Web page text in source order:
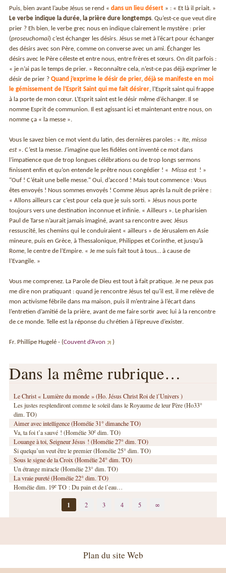
Puis, bien avant l’aube Jésus se rend «dans un lieu désert » : « Et là il priait. »
Le verbe indique la durée, la prière dure longtemps. Qu’est-ce que veut dire
prier ? Eh bien, le verbe grec nous en indique clairement le mystère : prier
(proseuchomai) c’est échanger les désirs. Jésus se met à l’écart pour échanger
des désirs avec son Père, comme on converse avec un ami. Échanger les
désirs avec le Père céleste et entre nous, entre frères et sœurs. On dit parfois :
« je n’ai pas le temps de prier. » Reconnaître cela, n’est-ce pas déjà exprimer le
désir de prier ?Quand j’exprime le désir de prier, déjà se manifeste en moi
le gémissement de l’Esprit Saint qui me fait désirer, l’Esprit saint qui frappe
à la porte de mon cœur. L’Esprit saint est le désir même d’échanger. Il se
nomme Esprit de communion. Il est agissant ici et maintenant entre nous, on
nomme ça « la messe ».
Vous le savez bien ce mot vient du latin, des dernières paroles : «Ite, missa
est». C’est la messe. J’imagine que les fidèles ont inventé ce mot dans
l’impatience que de trop longues célébrations ou de trop longs sermons
finissent enfin et qu’on entende le prêtre nous congédier ! « Missa est ! »
"Ouf ! C’était une belle messe." Oui, d’accord ! Mais tout commence : Vous
êtes envoyés ! Nous sommes envoyés ! Comme Jésus après la nuit de prière :
« Allons ailleurs car c’est pour cela que je suis sorti. » Jésus nous porte
toujours vers une destination inconnue et infinie. « Ailleurs ». Le pharisien
Paul de Tarse n’aurait jamais imaginé, avant sa rencontre avec Jésus
ressuscité, les chemins qui le conduiraient « ailleurs » de Jérusalem en Asie
mineure, puis en Grèce, à Thessalonique, Philippes et Corinthe, et jusqu’à
Rome, le centre de l’Empire. « Je me suis fait tout à tous… à cause de
l’Evangile. »
Vous me comprenez. La Parole de Dieu est tout à fait pratique. Je ne peux pas
me dire non pratiquant : quand je rencontre Jésus tel qu’il est, il me relève de
mon activisme fébrile dans ma maison, puis il m’entraine à l’écart dans
l’entretien d’amitié de la prière, avant de me faire sortir avec lui à la rencontre
de ce monde. Telle est la réponse du chrétien à l’épreuve d’exister.
Fr. Phillipe Hugelé - (Couvent d’Avon )
Dans la même rubrique…
Le Christ « Lumière du monde » (Ho. Jésus Christ Roi de l’Univers )
Les justes resplendiront comme le soleil dans le Royaume de leur Père (Ho33°
dim. TO)
Aimer avec intelligence (Homélie 31° dimanche TO)
Va, ta foi t’a sauvé ! (Homélie 30e dim. TO)
Louange à toi, Seigneur Jésus ! (Homélie 27° dim. TO)
Si quelqu’un veut être le premier (Homélie 25° dim. TO)
Sous le signe de la Croix (Homélie 24° dim. TO)
Un étrange miracle (Homélie 23° dim. TO)
La vraie pureté (Homélie 22° dim. TO)
Homélie dim. 19e TO : Du pain et de l’eau…
1 2 3 4 5 ∞
Plan du site Web